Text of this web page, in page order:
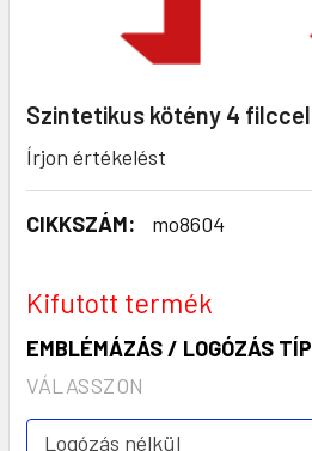
Szintetikus kötény 4 filccel
Írjon értékelést
CIKKSZÁM: mo8604
Kifutott termék
EMBLÉMÁZÁS / LOGÓZÁS
VÁLASSZON